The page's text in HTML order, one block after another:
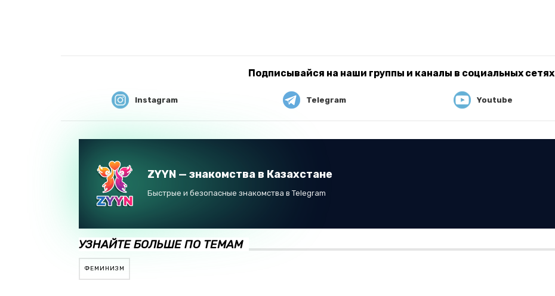
Подписывайся на наши группы и каналы в социальных сетях
Instagram Telegram Youtube
ZYYN — знакомства в Казахстане
Быстрые и безопасные знакомства в Telegram
УЗНАЙТЕ БОЛЬШЕ ПО ТЕМАМ
ФЕМИНИЗМ